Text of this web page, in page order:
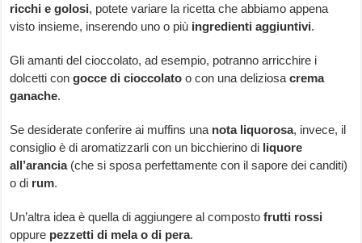
ricchi e golosi, potete variare la ricetta che abbiamo appena
visto insieme, inserendo uno o più ingredienti aggiuntivi.
Gli amanti del cioccolato, ad esempio, potranno arricchire i
dolcetti congocce di cioccolato o con una deliziosacrema
ganache.
Se desiderate conferire ai muffins una nota liquorosa, invece, il
consiglio è di aromatizzarli con un bicchierino di liquore
all’arancia(che si sposa perfettamente con il sapore dei canditi)
o di rum.
Un’altra idea è quella di aggiungere al composto frutti rossi
oppure pezzetti di mela o di pera.